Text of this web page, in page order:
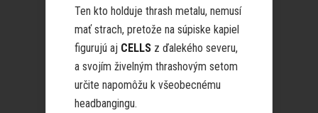
Ten kto holduje thrash metalu, nemusí
mať strach, pretože na súpiske kapiel
figurujú aj CELLS z ďalekého severu,
a svojím živelným thrashovým setom
určite napomôžu k všeobecnému
headbangingu.